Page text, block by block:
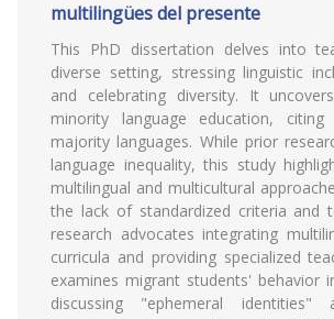
multilingües del presente
This PhD dissertation delves into
diverse setting, stressing linguistic
and celebrating diversity. It
minority language education,
majority languages. While prior
language inequality, this study
multilingual and multicultural
the lack of standardized criteria and
research advocates integrating
curricula and providing specialized
examines migrant students' behavior
discussing "ephemeral